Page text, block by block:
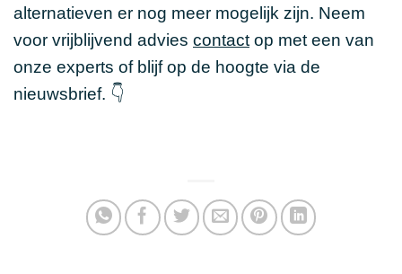
alternatieven er nog meer mogelijk zijn. Neem
voor vrijblijvend advies contact op met een van
onze experts of blijf op de hoogte via de
nieuwsbrief. 👇